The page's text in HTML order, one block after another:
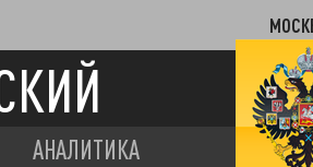
АНАЛИТИКА